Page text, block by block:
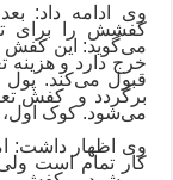
وی ادامه داد:
کفشش را برای
می‌گوید: این کفش
خرج دارد و
قبول می‌کند. پول
برگردد و کفش
می‌شود. کوک
وی اظهار داشت:
کار تمام است